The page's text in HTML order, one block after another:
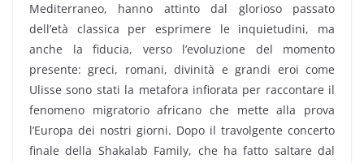
Mediterraneo, hanno attinto dal glorioso passato
dell’età classica per esprimere le inquietudini, ma
anche la fiducia, verso l’evoluzione del momento
presente: greci, romani, divinità e grandi eroi come
Ulisse sono stati la metafora infiorata per raccontare il
fenomeno migratorio africano che mette alla prova
l’Europa dei nostri giorni. Dopo il travolgente concerto
finale della Shakalab Family, che ha fatto saltare dal